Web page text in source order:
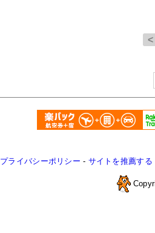
プライバシーポリシー - サイトを推薦する